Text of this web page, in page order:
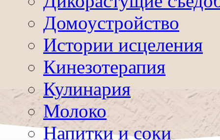
Домоустройство
Истории исцеления
Кинезотерапия
Кулинария
Молоко
Напитки и соки